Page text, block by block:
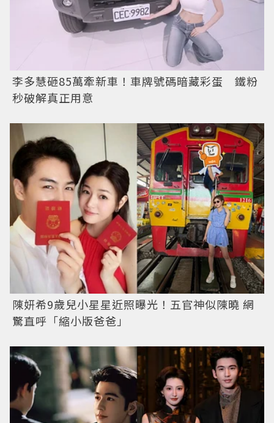
李多慧砸85萬牽新車！車牌號碼暗藏彩蛋 鐵粉
秒破解真正用意
陳妍希9歲兒小星星近照曝光！五官神似陳曉 網
驚直呼「縮小版爸爸」